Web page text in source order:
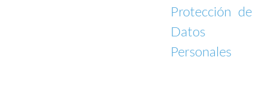
Protección de
Datos
Personales